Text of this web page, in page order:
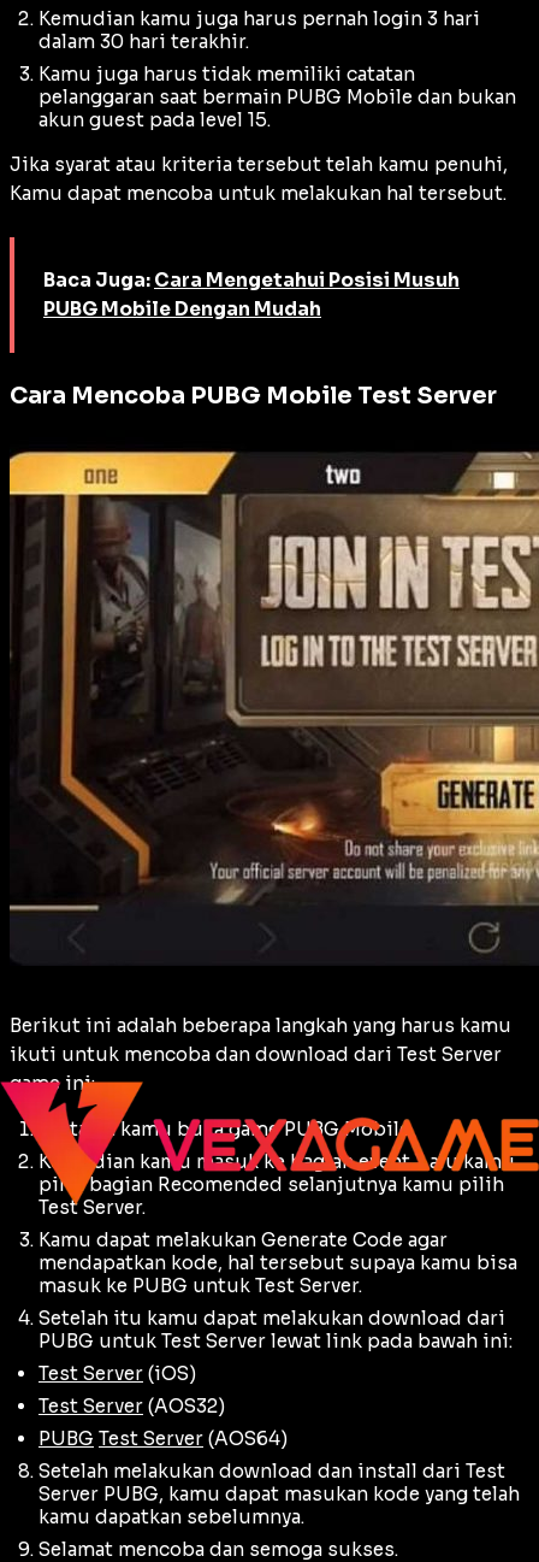
Kemudian kamu juga harus pernah login 3 hari
dalam 30 hari terakhir.
Kamu juga harus tidak memiliki catatan
pelanggaran saat bermain PUBG Mobile dan bukan
akun guest pada level 15.
Jika syarat atau kriteria tersebut telah kamu penuhi,
Kamu dapat mencoba untuk melakukan hal tersebut.
Baca Juga: Cara Mengetahui Posisi Musuh
PUBG Mobile Dengan Mudah
Cara Mencoba PUBG Mobile Test Server
Berikut ini adalah beberapa langkah yang harus kamu
ikuti untuk mencoba dan download dari Test Server
game ini:
Pertama kamu buka game PUBG Mobile.
Kemudian kamu masuk ke bagian event. Lalu kamu
pilih bagian Recomended selanjutnya kamu pilih
Test Server.
Kamu dapat melakukan Generate Code agar
mendapatkan kode, hal tersebut supaya kamu bisa
masuk ke PUBG untuk Test Server.
Setelah itu kamu dapat melakukan download dari
PUBG untuk Test Server lewat link pada bawah ini:
Test Server (iOS)
Test Server (AOS32)
PUBG Test Server (AOS64)
Setelah melakukan download dan install dari Test
Server PUBG, kamu dapat masukan kode yang telah
kamu dapatkan sebelumnya.
Selamat mencoba dan semoga sukses.